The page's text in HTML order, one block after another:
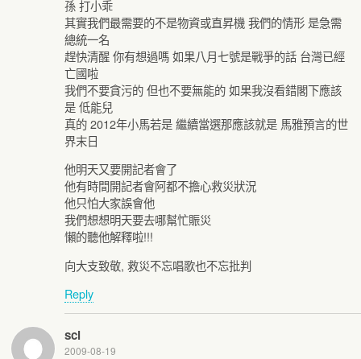
孫 打小乖
其實我們最需要的不是物資或直昇機 我們的情形 是急需
總統一名
趕快清醒 你有想過嗎 如果八月七號是戰爭的話 台灣已經
亡國啦
我們不要貪污的 但也不要無能的 如果我沒看錯閣下應該
是 低能兒
真的 2012年小馬若是 繼續當選那應該就是 馬雅預言的世
界末日
他明天又要開記者會了
他有時間開記者會阿都不擔心救災狀況
他只怕大家誤會他
我們想想明天要去哪幫忙賑災
懶的聽他解釋啦!!!
向大支致敬, 救災不忘唱歌也不忘批判
Reply
scl
2009-08-19